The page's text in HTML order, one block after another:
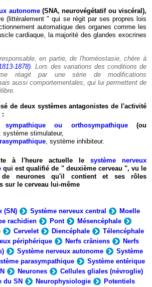
autonome(SNA, neurovégétatif ou viscéral),
(littéralement " qui se régit par ses propres lois
automatique des organes comme les
cardiaque, la majorité des glandes exocrines
en partie, de l'homéostasie, chère à
1878). Lors des variations des conditions de
réagit par une série de modifications
aussi comportementales, qui lui permettent de
de deux systèmes antagonistes de l'activité
:
sympathique ou orthosympathique(ou
, système stimulateur,
, système inhibiteur.
à l'heure actuelle le système nerveux
qui est qualifié de " deuxième cerveau ", vu le
de neurones qu'il contient et ses rôles
sur le cerveau lui-même
(SN) Système nerveux central
Moelle
rachidien Pont
Mésencéphale
Cervelet Diencéphale
Télencéphale
périphérique
Nerfs crâniens
Nerfs
Système nerveux autonome
Système
parasympathique
Système entérique
Neurones
Cellules gliales (névroglie)
du SN
Neurophysiologie
Potentiels